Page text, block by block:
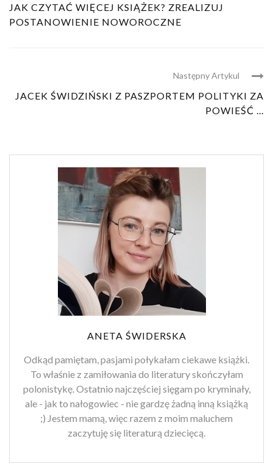
JAK CZYTAĆ WIĘCEJ KSIĄŻEK? ZREALIZUJ
POSTANOWIENIE NOWOROCZNE
Następny Artykul
JACEK ŚWIDZIŃSKI Z PASZPORTEM POLITYKI ZA
POWIEŚĆ ...
ANETA ŚWIDERSKA
Odkąd pamiętam, pasjami połykałam ciekawe książki.
To właśnie z zamiłowania do literatury skończyłam
polonistykę. Ostatnio najczęściej sięgam po kryminały,
ale - jak to nałogowiec - nie gardzę żadną inną książką
;) Jestem mamą, więc razem z moim maluchem
zaczytuję się literaturą dziecięcą.